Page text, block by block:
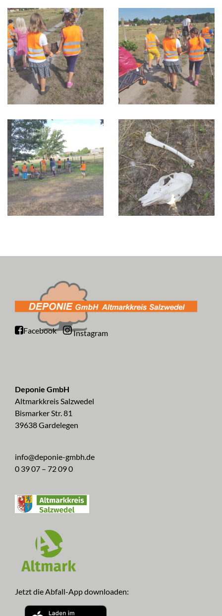
Facebook Instagram
Deponie GmbH
Altmarkkreis Salzwedel
Bismarker Str. 81
39638 Gardelegen
info@deponie-gmbh.de
0 39 07 – 72 09 0
Jetzt die Abfall-App downloaden: